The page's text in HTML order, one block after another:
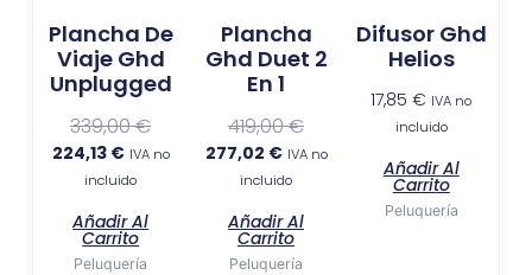
Plancha De
Viaje Ghd
Unplugged
339,00€
224,13 € IVA no
incluido
Añadir Al
Carrito
Peluquería
Plancha
Ghd Duet 2
En 1
419,00€
277,02 € IVA no
incluido
Añadir Al
Carrito
Peluquería
Difusor Ghd
Helios
17,85€ IVA no
incluido
Añadir Al
Carrito
Peluquería